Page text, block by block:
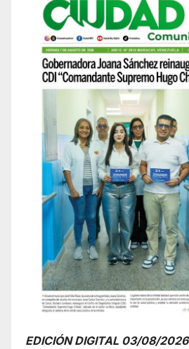
EDICIÓN DIGITAL 03/08/2026